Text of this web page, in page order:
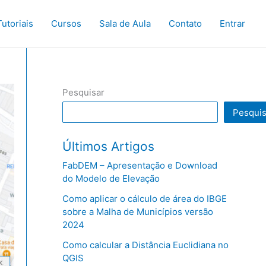
Cursos Sala de Aula Contato Entrar
Pesquisar
Últimos Artigos
FabDEM – Apresentação e Download
do Modelo de Elevação
Como aplicar o cálculo de área do IBGE
sobre a Malha de Municípios versão
2024
Como calcular a Distância Euclidiana no
QGIS